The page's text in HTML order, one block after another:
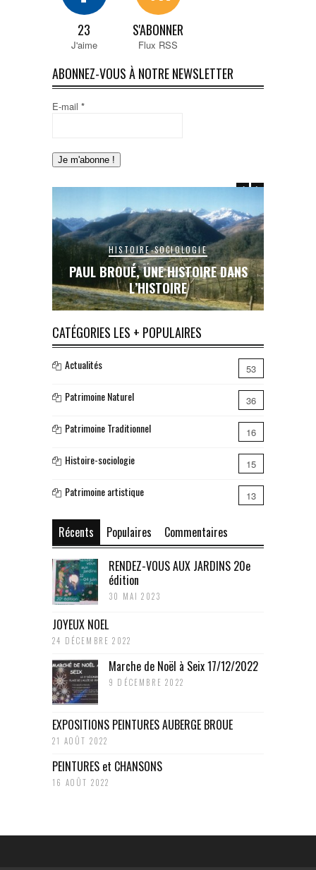
23
J'aime
S'ABONNER
Flux RSS
ABONNEZ-VOUS À NOTRE NEWSLETTER
E-mail *
HISTOIRE-SOCIOLOGIE
PAUL BROUÉ, UNE HISTOIRE DANS
L’HISTOIRE
CATÉGORIES LES + POPULAIRES
Actualités 53
Patrimoine Naturel 36
Patrimoine Traditionnel 16
Histoire-sociologie 15
Patrimoine artistique 13
Récents Populaires
Commentaires
RENDEZ-VOUS AUX JARDINS 20e
édition
30 MAI 2023
JOYEUX NOEL
24 DÉCEMBRE 2022
Marche de Noël à Seix 17/12/2022
9 DÉCEMBRE 2022
EXPOSITIONS PEINTURES AUBERGE BROUE
21 AOÛT 2022
PEINTURES et CHANSONS
16 AOÛT 2022